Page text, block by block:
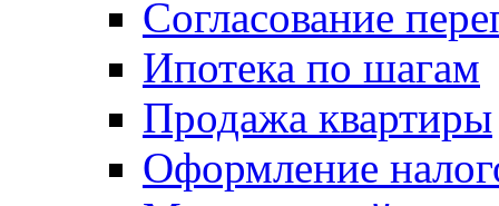
Согласование
Ипотека по шагам
Продажа квартиры
Оформление